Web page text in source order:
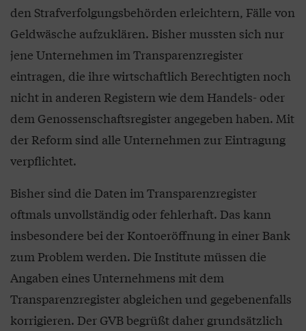
den Strafverfolgungsbehörden erleichtern, Fälle von
Geldwäsche aufzuklären. Bisher mussten sich nur
jene Unternehmen im Transparenzregister
eintragen, die ihre wirtschaftlich Berechtigten noch
nicht in anderen Registern wie dem Handels- oder
dem Genossenschaftsregister angegeben haben. Mit
der Reform sind alle Unternehmen zur Eintragung
verpflichtet.
Bisher sind die Daten im Transparenzregister
oftmals unvollständig oder fehlerhaft. Das kann
insbesondere bei der Kontoeröffnung in einer Bank
zum Problem werden. Die Institute müssen die
Angaben eines Unternehmens mit dem
Transparenzregister abgleichen und gegebenenfalls
korrigieren. Der GVB begrüßt daher grundsätzlich